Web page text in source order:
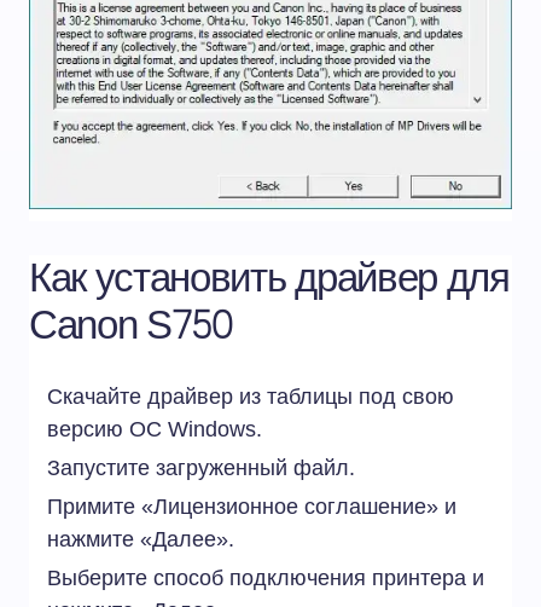
Как установить драйвер для
Canon S750
Скачайте драйвер из таблицы под свою
версию ОС Windows.
Запустите загруженный файл.
Примите «Лицензионное соглашение» и
нажмите «Далее».
Выберите способ подключения принтера и